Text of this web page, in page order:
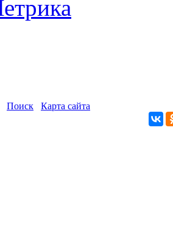
Поиск Карта сайта